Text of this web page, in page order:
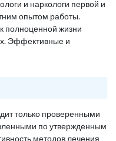
и наркологи первой и
опытом работы.
полноценной жизни
Эффективные и
только проверенными
по утвержденным
методов лечения